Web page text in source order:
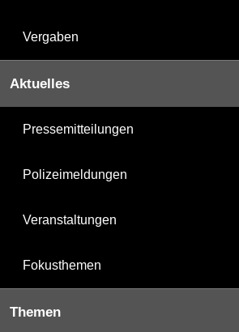
Vergaben
Aktuelles
Pressemitteilungen
Polizeimeldungen
Veranstaltungen
Fokusthemen
Themen